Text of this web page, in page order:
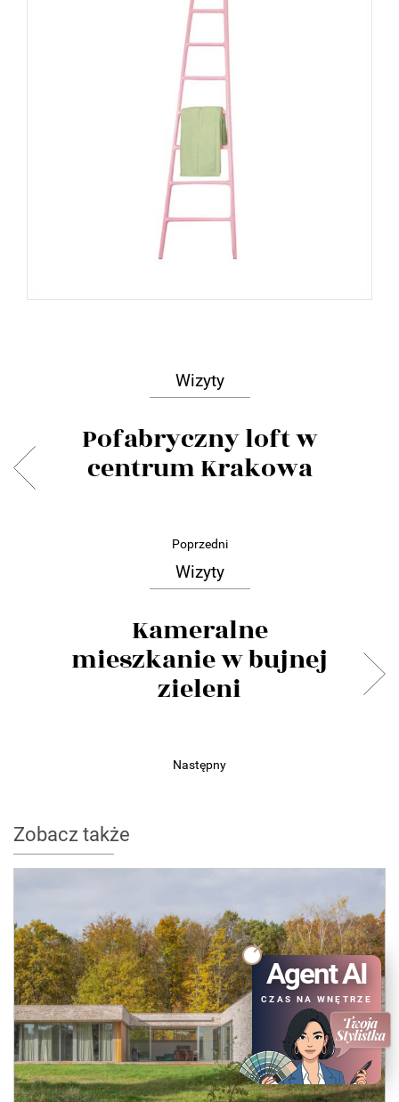
Wizyty
Pofabryczny loft w
centrum Krakowa
Poprzedni
Wizyty
Kameralne
mieszkanie w bujnej
zieleni
Następny
Zobacz także
Agent AI
CZAS NA WNĘTRZE